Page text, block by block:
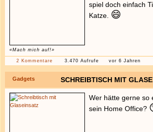
«Mach mich auf!»
spiel doch einfach
Katze. 😄
2 Kommentare 3.470 Aufrufe vor 6 Jahren
Gadgets SCHREIBTISCH MIT
Wer hätte gerne so
sein Home Office?